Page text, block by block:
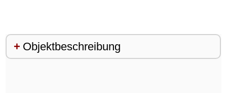
Objektbeschreibung